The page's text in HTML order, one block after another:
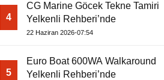
4
CG Marine Göcek Tekne Tamiri
Yelkenli Rehberi’nde
22 Haziran 2026-07:54
5
Euro Boat 600WA Walkaround
Yelkenli Rehberi’nde